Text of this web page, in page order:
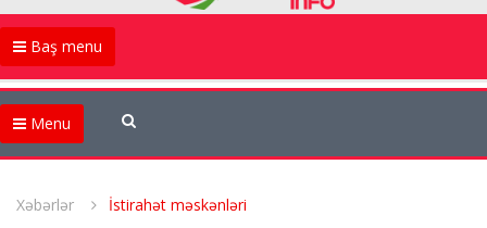
Baş menu
Menu
Xəbərlər İstirahət məskənləri